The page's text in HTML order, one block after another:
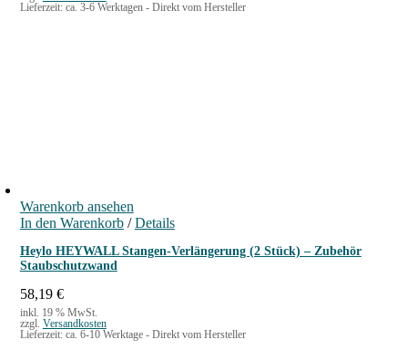
Lieferzeit: ca. 3-6 Werktagen - Direkt vom Hersteller
Warenkorb ansehen
In den Warenkorb / Details
Heylo HEYWALL Stangen-Verlängerung (2 Stück) – Zubehör
Staubschutzwand
58,19 €
inkl. 19 % MwSt.
zzgl. Versandkosten
Lieferzeit: ca. 6-10 Werktage - Direkt vom Hersteller